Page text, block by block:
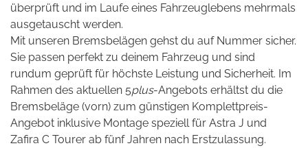
überprüft und im Laufe eines Fahrzeuglebens mehrmals
ausgetauscht werden.
Mit unseren Bremsbelägen gehst du auf Nummer sicher.
Sie passen perfekt zu deinem Fahrzeug und sind
rundum geprüft für höchste Leistung und Sicherheit. Im
Rahmen des aktuellen 5plus-Angebots erhältst du die
Bremsbeläge (vorn) zum günstigen Komplettpreis-
Angebot inklusive Montage speziell für Astra J und
Zafira C Tourer ab fünf Jahren nach Erstzulassung.